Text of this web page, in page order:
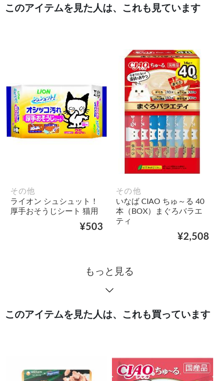
このアイテムを見た人は、これも見ています
その他
ライオン シュシュット！
厚手おそうじシート 猫用
¥503
その他
いなば CIAO ちゅ～る 40
本（BOX）まぐろバラエ
ティ
¥2,508
もっと見る
このアイテムを見た人は、これも買っています